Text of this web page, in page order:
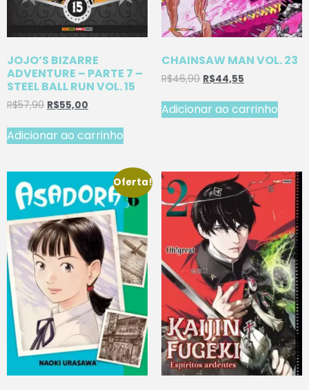
JOJO’S BIZARRE
ADVENTURE – PARTE 7 –
STEEL BALL RUN VOL. 15
R$57,90 R$55,00
Adicionar ao carrinho
CHAINSAW MAN VOL. 23
R$46,90 R$44,55
Adicionar ao carrinho
Oferta!